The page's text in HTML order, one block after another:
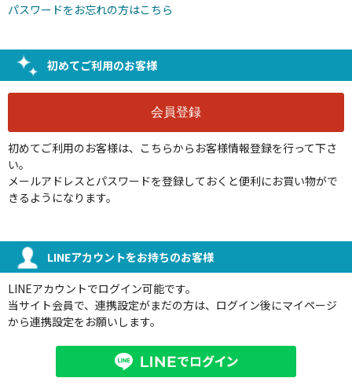
パスワードをお忘れの方はこちら
初めてご利用のお客様
初めてご利用のお客様は、こちらからお客様情報登録を行って下さ
い。
メールアドレスとパスワードを登録しておくと便利にお買い物がで
きるようになります。
LINEアカウントをお持ちのお客様
LINEアカウントでログイン可能です。
当サイト会員で、連携設定がまだの方は、ログイン後にマイページ
から連携設定をお願いします。